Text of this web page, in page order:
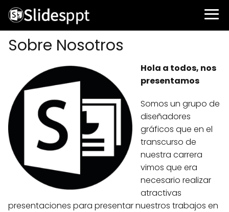
Sobre Nosotros
Hola a todos, nos
presentamos
Somos un grupo de
diseñadores
gráficos que en el
transcurso de
nuestra carrera
vimos que era
necesario realizar
atractivas
presentaciones para presentar nuestros trabajos en